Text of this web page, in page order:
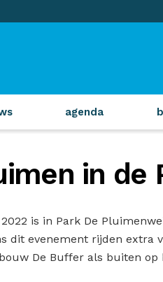
agenda
in de
2022 is in Park De
dit evenement rijden extra
De Buffer als buiten